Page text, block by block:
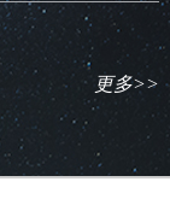
更多>>